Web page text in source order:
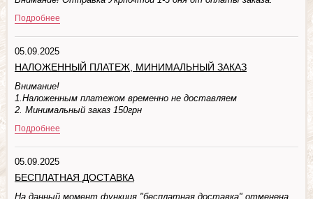
Подробнее
05.09.2025
НАЛОЖЕННЫЙ ПЛАТЕЖ, МИНИМАЛЬНЫЙ ЗАКАЗ
Внимание!
1.Наложенным платежом временно не доставляем
2. Минимальный заказ 150грн
Подробнее
05.09.2025
БЕСПЛАТНАЯ ДОСТАВКА
На данный момент функция "бесплатная доставка" отменена.